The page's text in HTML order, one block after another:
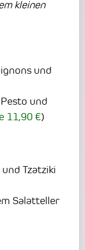
kleinen
und
und
11,90 €)
Tzatziki
Salatteller